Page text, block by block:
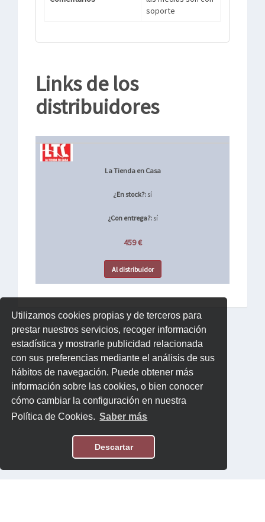
Utilizamos cookies propias y de terceros para
prestar nuestros servicios, recoger información
estadística y mostrarle publicidad relacionada
con sus preferencias mediante el análisis de sus
hábitos de navegación. Puede obtener más
información sobre las cookies, o bien conocer
cómo cambiar la configuración en nuestra
Política de Cookies. Saber más
Descartar
soporte
Links de los
distribuidores
La Tienda en Casa
¿En stock?: sí
¿Con entrega?:sí
459 €
Al distribuidor